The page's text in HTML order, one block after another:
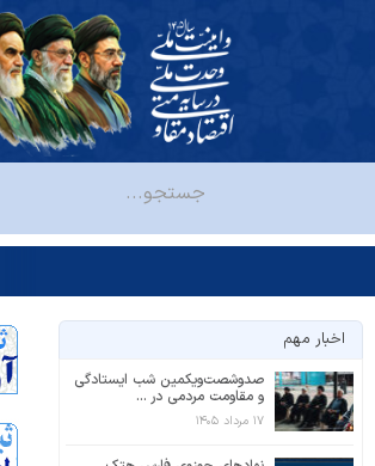
اخبار مهم
صدوشصت‌‌ویکمین شب ایستادگی
و مقاومت مردمی در ...
۱۷ مرداد ۱۴۰۵